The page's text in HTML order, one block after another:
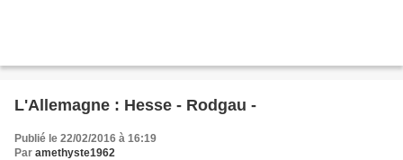
L'Allemagne : Hesse - Rodgau -
Publié le 22/02/2016 à 16:19
Par amethyste1962